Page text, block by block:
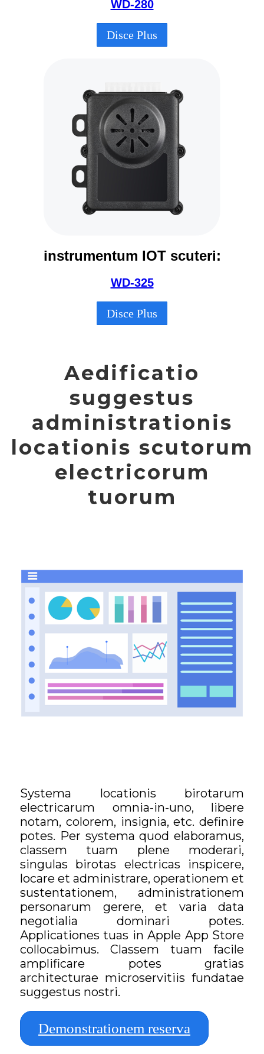
WD-280
Disce Plus
instrumentum IOT scuteri:
WD-325
Disce Plus
Aedificatio
suggestus
administrationis
locationis scutorum
electricorum
tuorum
Systema locationis birotarum
electricarum omnia-in-uno, libere
notam, colorem, insignia, etc. definire
potes. Per systema quod elaboramus,
classem tuam plene moderari,
singulas birotas electricas inspicere,
locare et administrare, operationem et
sustentationem, administrationem
personarum gerere, et varia data
negotialia dominari potes.
Applicationes tuas in Apple App Store
collocabimus. Classem tuam facile
amplificare potes gratias
architecturae microservitiis fundatae
suggestus nostri.
Demonstrationem reserva